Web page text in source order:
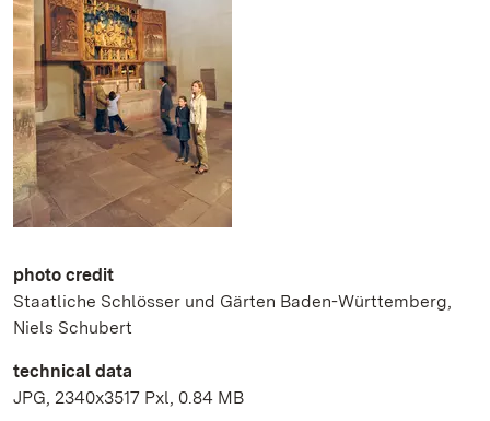
photo credit
Staatliche Schlösser und Gärten Baden-Württemberg,
Niels Schubert
technical data
JPG, 2340x3517 Pxl, 0.84 MB